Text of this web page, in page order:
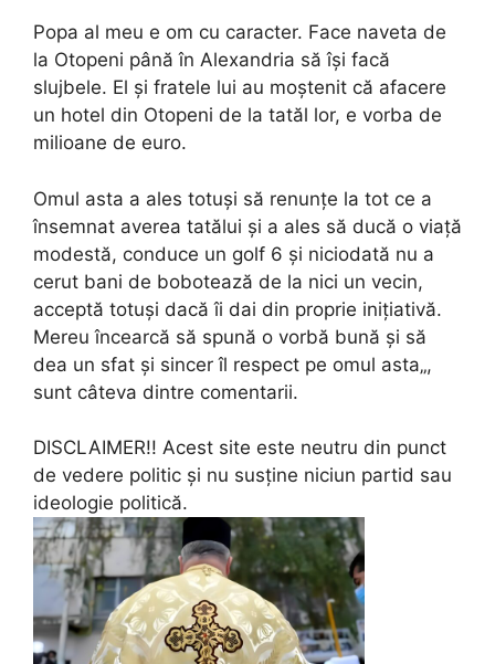
Popa al meu e om cu caracter. Face naveta de
la Otopeni până în Alexandria să își facă
slujbele. El și fratele lui au moștenit că afacere
un hotel din Otopeni de la tatăl lor, e vorba de
milioane de euro.
Omul asta a ales totuși să renunțe la tot ce a
însemnat averea tatălui și a ales să ducă o viață
modestă, conduce un golf 6 și niciodată nu a
cerut bani de bobotează de la nici un vecin,
acceptă totuși dacă îi dai din proprie inițiativă.
Mereu încearcă să spună o vorbă bună și să
dea un sfat și sincer îl respect pe omul asta„,
sunt câteva dintre comentarii.
DISCLAIMER!! Acest site este neutru din punct
de vedere politic și nu susține niciun partid sau
ideologie politică.